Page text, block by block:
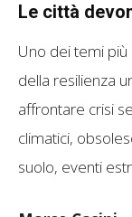
Le città
Uno dei temi
della resilienza
affrontare crisi
climatici,
suolo, eventi